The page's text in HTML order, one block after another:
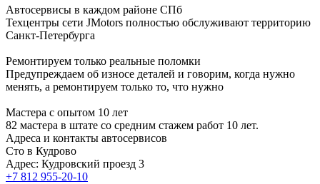
Автосервисы в каждом районе СПб
Техцентры сети JMotors полностью обслуживают территорию
Санкт-Петербурга
Ремонтируем только реальные поломки
Предупреждаем об износе деталей и говорим, когда нужно
менять, а ремонтируем только то, что нужно
Мастера с опытом 10 лет
82 мастера в штате со средним стажем работ 10 лет.
Адреса и контакты автосервисов
Сто в Кудрово
Адрес: Кудровский проезд 3
+7 812 955-20-10